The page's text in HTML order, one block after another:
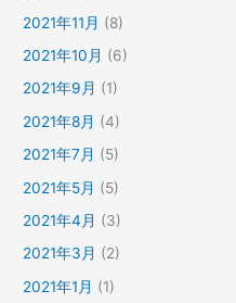
2021年11月 (8)
2021年10月 (6)
2021年9月 (1)
2021年8月 (4)
2021年7月 (5)
2021年5月 (5)
2021年4月 (3)
2021年3月 (2)
2021年1月 (1)